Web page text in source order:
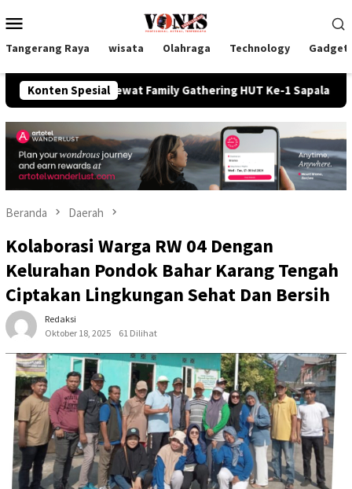
ke
Mobile
Tangerang Raya wisata Olahraga Technology
Konten Spesial
Lewat Family Gathering HUT Ke-1 Sapala Consultant
Beranda Daerah
Kolaborasi Warga RW 04 Dengan
Kelurahan Pondok Bahar Karang Tengah
Ciptakan Lingkungan Sehat Dan Bersih
Redaksi
Oktober 18, 2025
61 Dilihat